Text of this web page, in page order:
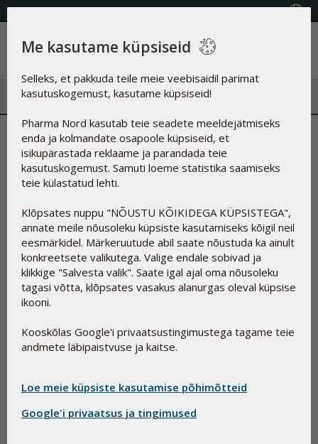
KVALITEETSED TOIDULISANDID
Menüü
Tootepildid
<<Mine tagasi
Need tootepildid on mõeldud vabaks kasutamiseks kui
mainite või tutvustate Pharma Nordi tooteid. Kui te ei leia
seda, mida otsite või vajate lisainfot, võtke meiega julgelt
ühendust kas e-maili (eesti@pharmanord.com) või telefoni
(646 1030) teel.
Parimate soovidega,
Pharma Nordi meeskond
Toidulisandid
Me kasutame küpsiseid
Selleks, et pakkuda teile meie veebisaidil parimat
kasutuskogemust, kasutame küpsiseid!
Pharma Nord kasutab teie seadete meeldejätmiseks
enda ja kolmandate osapoole küpsiseid, et
isikupärastada reklaame ja parandada teie
kasutuskogemust. Samuti loeme statistika saamiseks
teie külastatud lehti.
Klõpsates nuppu "NÕUSTU KÕIKIDEGA KÜPSISTEGA",
annate meile nõusoleku küpsiste kasutamiseks kõigil neil
eesmärkidel. Märkeruutude abil saate nõustuda ka ainult
konkreetsete valikutega. Valige endale sobivad ja
klikkige "Salvesta valik". Saate igal ajal oma nõusoleku
tagasi võtta, klõpsates vasakus alanurgas oleval küpsise
ikooni.
Kooskõlas Google'i privaatsustingimustega tagame teie
andmete läbipaistvuse ja kaitse.
Loe meie küpsiste kasutamise põhimõtteid
Google'i privaatsus ja tingimused